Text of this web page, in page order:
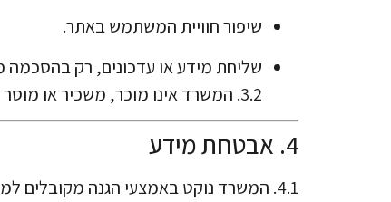
שיפור חוויית המשתמש באתר.
שליחת מידע או עדכונים, רק
3.2. המשרד אינו מוכר, משכיר או מוסר מידע אישי לצדדים שלישיים.
4. אבטחת מידע
4.1. המשרד נוקט באמצעי הגנה מקובלים למניעת גישה לא מורשית למידע אישי.